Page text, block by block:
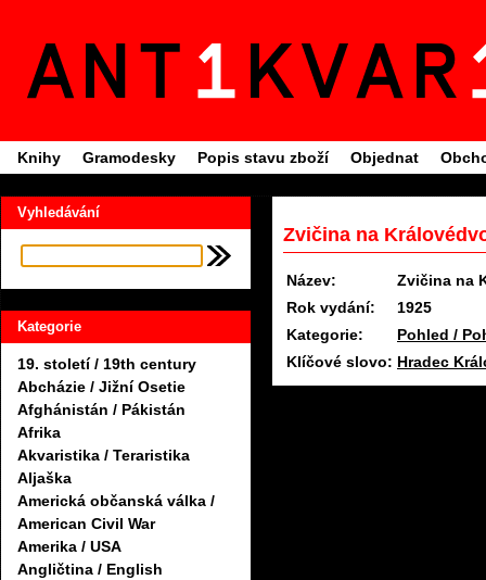
Knihy Gramodesky Popis stavu zboží Objednat
Vyhledávání
Kategorie
19. století / 19th century
Abcházie / Jižní Osetie
Afghánistán / Pákistán
Afrika
Akvaristika / Teraristika
Aljaška
Americká občanská válka /
American Civil War
Amerika / USA
Angličtina / English
Zvičina na
Název:
Zvičina na
Rok vydání:
1925
Kategorie:
Pohled /
Klíčové slovo: Hradec